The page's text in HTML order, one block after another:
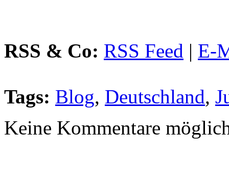
RSS & Co: RSS Feed | E-
Tags: Blog, Deutschland,
Keine Kommentare